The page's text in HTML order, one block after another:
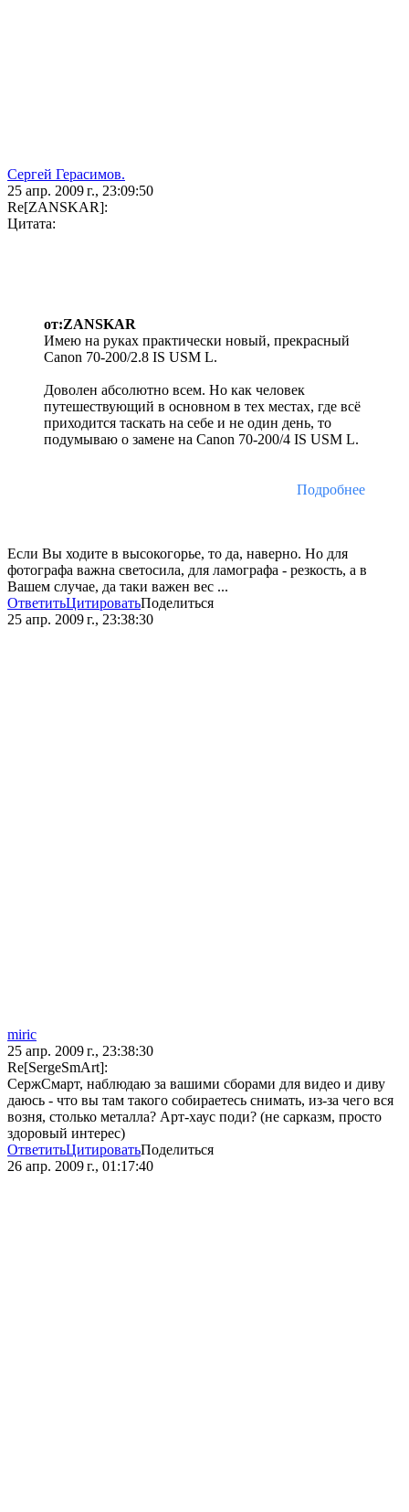
Сергей Герасимов.
25 апр. 2009 г., 23:09:50
Re[ZANSKAR]:
Цитата:
от:ZANSKAR
Имею на руках практически новый, прекрасный
Canon 70-200/2.8 IS USM L.
Доволен абсолютно всем. Но как человек
путешествующий в основном в тех местах, где всё
приходится таскать на себе и не один день, то
подумываю о замене на Canon 70-200/4 IS USM L.
Подробнее
Если Вы ходите в высокогорье, то да, наверно. Но для
фотографа важна светосила, для ламографа - резкость, а в
Вашем случае, да таки важен вес ...
ОтветитьЦитироватьПоделиться
25 апр. 2009 г., 23:38:30
miric
25 апр. 2009 г., 23:38:30
Re[SergeSmArt]:
СержСмарт, наблюдаю за вашими сборами для видео и диву
даюсь - что вы там такого собираетесь снимать, из-за чего вся
возня, столько металла? Арт-хаус поди? (не сарказм, просто
здоровый интерес)
ОтветитьЦитироватьПоделиться
26 апр. 2009 г., 01:17:40